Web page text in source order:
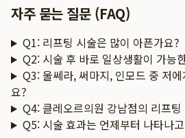
자주 묻는 질문 (FAQ)
Q1: 리프팅 시술은 많이 아픈가요?
Q2: 시술 후 바로 일상생활이 가능
Q3: 울쎄라, 써마지, 인모드 중 저
요?
Q4: 클레오르의원 강남점의 리프
Q5: 시술 효과는 언제부터 나타나